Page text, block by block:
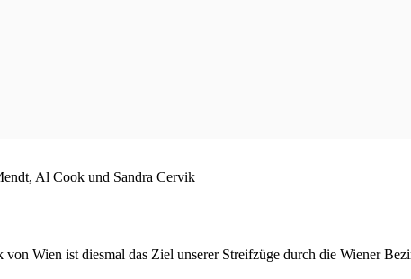
Al Cook und Sandra Cervik
Wien ist diesmal das Ziel unserer Streifzüge durch die Wiener